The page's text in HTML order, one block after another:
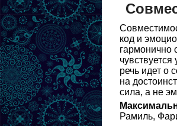
код и
гармонично
речь идет о
на
сила, а не
Рамиль,